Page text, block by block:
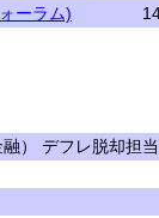
ーラム)
14
） デフレ脱却担